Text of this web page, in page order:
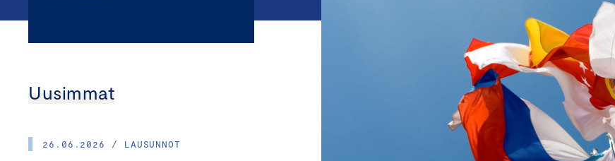
Uusimmat
26.06.2026 / LAUSUNNOT